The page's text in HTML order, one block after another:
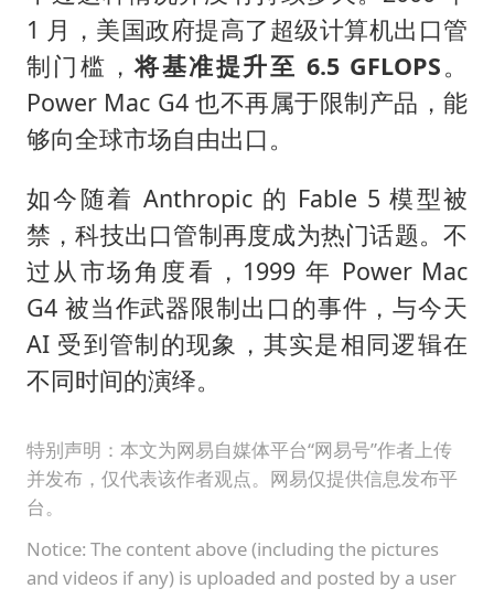
1 月，美国政府提高了超级计算机出口管
制门槛，将基准提升至 6.5 GFLOPS。
Power Mac G4 也不再属于限制产品，能
够向全球市场自由出口。
如今随着 Anthropic 的 Fable 5 模型被
禁，科技出口管制再度成为热门话题。不
过从市场角度看，1999 年 Power Mac
G4 被当作武器限制出口的事件，与今天
AI 受到管制的现象，其实是相同逻辑在
不同时间的演绎。
特别声明：本文为网易自媒体平台“网易号”作者上传
并发布，仅代表该作者观点。网易仅提供信息发布平
台。
Notice: The content above (including the pictures
and videos if any) is uploaded and posted by a user